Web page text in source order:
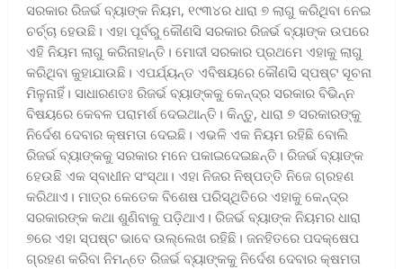
ସରକାର ରିଜର୍ଭ ବ୍ୟାଙ୍କ ନିୟମ, ୧୯୩୪ର ଧାରା ୭ ଲାଗୁ କରିଥିବା ନେଇ
ଚର୍ଚ୍ଚା ହେଉଛି। ଏହା ପୂର୍ବରୁ କୌଣସି ସରକାର ରିଜର୍ଭ ବ୍ୟାଙ୍କ ଉପରେ
ଏହି ନିୟମ ଲାଗୁ କରିନାହାନ୍ତି। ମୋଦୀ ସରକାର ପ୍ରଥମେ ଏହାକୁ ଲାଗୁ
କରିଥିବା କୁହାଯାଉଛି। ଏପର୍ଯ୍ୟନ୍ତ ଏବିଷୟରେ କୌଣସି ସ୍ପଷ୍ଟ ସୂଚନା
ମିଳୁନାହିଁ। ସାଧାରଣତଃ ‌ରିଜର୍ଭ ବ୍ୟାଙ୍କକୁ କେନ୍ଦ୍ର ସରକାର ବିଭିନ୍ନ
ବିଷୟରେ କେବଳ ପରାମର୍ଶ ଦେଇଥାନ୍ତି। କିନ୍ତୁ, ଧାରା ୭ ସରକାରଙ୍କୁ
ନିର୍ଦେଶ ଦେବାର କ୍ଷମତା ଦେଇଛି। ଏଭଳି ଏକ ନିୟମ ରହିଛି ବୋଲି
ରିଜର୍ଭ ବ୍ୟାଙ୍କକୁ ସରକାର ମନେ ପକାଇଦେଇଛନ୍ତି। ରିଜର୍ଭ ବ୍ୟାଙ୍କ
ହେଉଛି ଏକ ସ୍ବାଧୀନ ସଂସ୍ଥା। ଏହା ନିଜର ନିଷ୍ପତ୍ତି ନିଜେ ଗ୍ରହଣ
କରିଥାଏ। ମାତ୍ର କେତେକ ବିଶେଷ ପରିସ୍ଥିତିରେ ଏହାକୁ କେନ୍ଦ୍ର
ସରକାରଙ୍କ କଥା ଶୁଣିବାକୁ ପଡ଼ିଥାଏ। ରିଜର୍ଭ ବ୍ୟାଙ୍କ ନିୟମର ଧାରା
୭ରେ ଏହା ସ୍ପଷ୍ଟ ଭାବେ ଉଲ୍ଲେଖ ରହିଛି। ଜନହିତରେ ପଦକ୍ଷେପ
ଗ୍ରହଣ କରିବା ନିମନ୍ତେ ରିଜର୍ଭ ବ୍ୟାଙ୍କକୁ ନିର୍ଦେଶ ଦେବାର କ୍ଷମତା